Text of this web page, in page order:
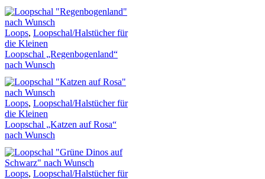
Loops, Loopschal/Halstücher für
die Kleinen
Loopschal „Regenbogenland“
nach Wunsch
Loops, Loopschal/Halstücher für
die Kleinen
Loopschal „Katzen auf Rosa“
nach Wunsch
Loops, Loopschal/Halstücher für